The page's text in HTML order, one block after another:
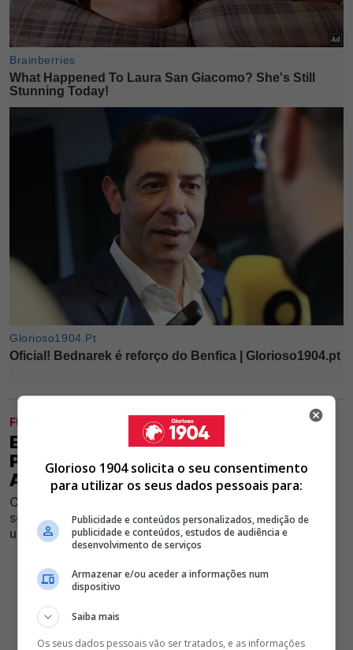
FUTEBOL
EXCLUSIVO GLORIOSO 1904 -
PROBLEMAS FÍSICOS DE TOMÁS
ARAÚJO OBRIGAM BENFICA A AGIR
Central sofre com dificuldade em manter grandes
sequências de jogos nos relvados, o que pode forçar
uma drástica decisão das águias na janela
Glorioso 1904 solicita o seu consentimento
para utilizar os seus dados pessoais para:
Publicidade e conteúdos personalizados, medição de
publicidade e conteúdos, estudos de audiência e
desenvolvimento de serviços
Armazenar e/ou aceder a informações num
dispositivo
Saiba mais
Os seus dados pessoais vão ser tratados, e as informações